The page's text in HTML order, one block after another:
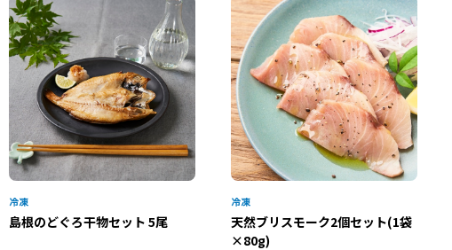
島根のどぐろ干物セット 5尾
天然ブリスモーク2個セット(1袋
×80g)